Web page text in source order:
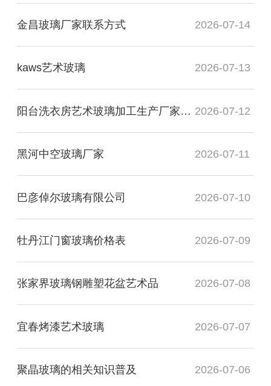
金昌玻璃厂家联系方式 2026-07-14
kaws艺术玻璃 2026-07-13
阳台洗衣房艺术玻璃加工生产厂家玻璃 2026-07-12
黑河中空玻璃厂家 2026-07-11
巴彦倬尔玻璃有限公司 2026-07-10
牡丹江门窗玻璃价格表 2026-07-09
张家界玻璃钢雕塑花盆艺术品 2026-07-08
宜春烤漆艺术玻璃 2026-07-07
聚晶玻璃的相关知识普及 2026-07-06